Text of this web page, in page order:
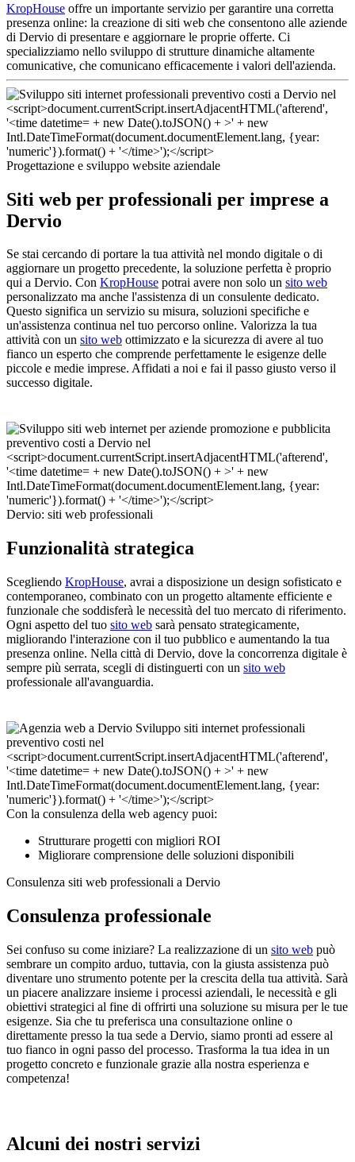
KropHouse offre un importante servizio per garantire una corretta
presenza online: la creazione di siti web che consentono alle aziende
di Dervio di presentare e aggiornare le proprie offerte. Ci
specializziamo nello sviluppo di strutture dinamiche altamente
comunicative, che comunicano efficacemente i valori dell'azienda.
Progettazione e sviluppo website aziendale
Siti web per professionali per imprese a
Dervio
Se stai cercando di portare la tua attività nel mondo digitale o di
aggiornare un progetto precedente, la soluzione perfetta è proprio
qui a Dervio. Con KropHouse potrai avere non solo un sito web
personalizzato ma anche l'assistenza di un consulente dedicato.
Questo significa un servizio su misura, soluzioni specifiche e
un'assistenza continua nel tuo percorso online. Valorizza la tua
attività con un sito web ottimizzato e la sicurezza di avere al tuo
fianco un esperto che comprende perfettamente le esigenze delle
piccole e medie imprese. Affidati a noi e fai il passo giusto verso il
successo digitale.
Dervio: siti web professionali
Funzionalità strategica
Scegliendo KropHouse, avrai a disposizione un design sofisticato e
contemporaneo, combinato con un progetto altamente efficiente e
funzionale che soddisferà le necessità del tuo mercato di riferimento.
Ogni aspetto del tuo sito web sarà pensato strategicamente,
migliorando l'interazione con il tuo pubblico e aumentando la tua
presenza online. Nella città di Dervio, dove la concorrenza digitale è
sempre più serrata, scegli di distinguerti con un sito web
professionale all'avanguardia.
Con la consulenza della web agency puoi:
Strutturare progetti con migliori ROI
Migliorare comprensione delle soluzioni disponibili
Consulenza siti web professionali a Dervio
Consulenza professionale
Sei confuso su come iniziare? La realizzazione di un sito web può
sembrare un compito arduo, tuttavia, con la giusta assistenza può
diventare uno strumento potente per la crescita della tua attività. Sarà
un piacere analizzare insieme i processi aziendali, le necessità e gli
obiettivi strategici al fine di offrirti una soluzione su misura per le tue
esigenze. Sia che tu preferisca una consultazione online o
direttamente presso la tua sede a Dervio, siamo pronti ad essere al
tuo fianco in ogni passo del processo. Trasforma la tua idea in un
progetto concreto e funzionale grazie alla nostra esperienza e
competenza!
Alcuni dei nostri servizi